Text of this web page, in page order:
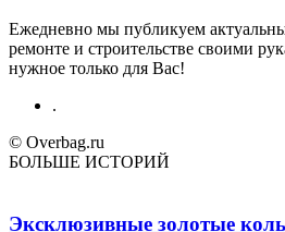
Ежедневно мы публикуем
ремонте и строительстве своими
нужное только для Вас!
.
© Overbag.ru
БОЛЬШЕ ИСТОРИЙ
Эксклюзивные золотые